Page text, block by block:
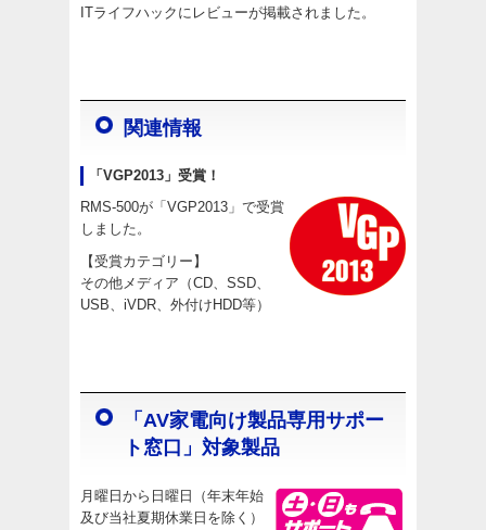
ITライフハックにレビューが掲載されました。
関連情報
「VGP2013」受賞！
RMS-500が「VGP2013」で受賞
しました。
【受賞カテゴリー】
その他メディア（CD、SSD、
USB、iVDR、外付けHDD等）
「AV家電向け製品専用サポー
ト窓口」対象製品
月曜日から日曜日（年末年始
及び当社夏期休業日を除く）